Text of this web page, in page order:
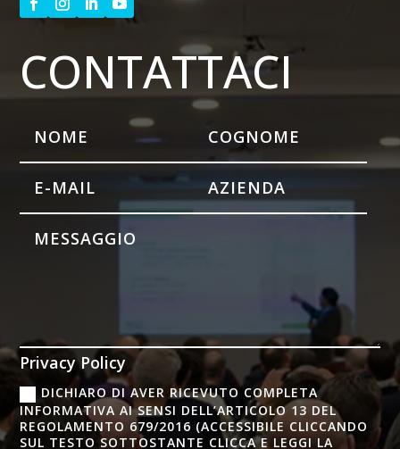
CONTATTACI
Privacy Policy
DICHIARO DI AVER RICEVUTO COMPLETA
INFORMATIVA AI SENSI DELL’ARTICOLO 13 DEL
REGOLAMENTO 679/2016 (ACCESSIBILE CLICCANDO
SUL TESTO SOTTOSTANTE CLICCA E LEGGI LA